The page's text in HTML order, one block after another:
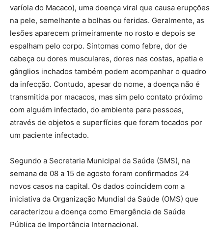
varíola do Macaco), uma doença viral que causa erupções
na pele, semelhante a bolhas ou feridas. Geralmente, as
lesões aparecem primeiramente no rosto e depois se
espalham pelo corpo. Sintomas como febre, dor de
cabeça ou dores musculares, dores nas costas, apatia e
gânglios inchados também podem acompanhar o quadro
da infecção. Contudo, apesar do nome, a doença não é
transmitida por macacos, mas sim pelo contato próximo
com alguém infectado, do ambiente para pessoas,
através de objetos e superfícies que foram tocados por
um paciente infectado.
Segundo a Secretaria Municipal da Saúde (SMS), na
semana de 08 a 15 de agosto foram confirmados 24
novos casos na capital. Os dados coincidem com a
iniciativa da Organização Mundial da Saúde (OMS) que
caracterizou a doença como Emergência de Saúde
Pública de Importância Internacional.